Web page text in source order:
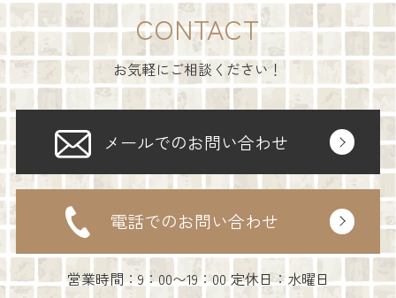
CONTACT
お気軽にご相談ください！
メールでのお問い合わせ
電話でのお問い合わせ
営業時間：9：00〜19：00 定休日：水曜日